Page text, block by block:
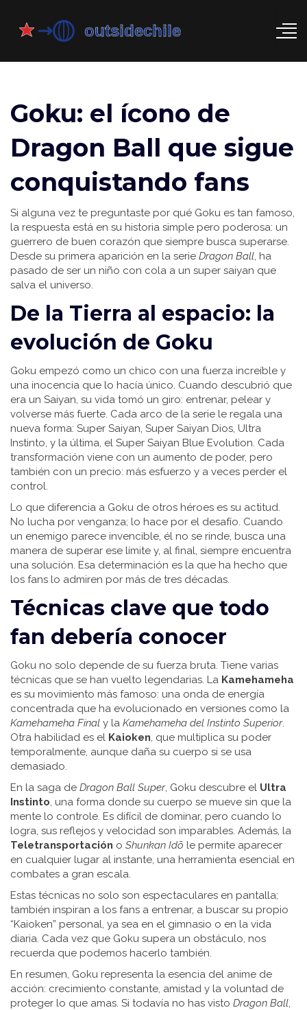
Goku: el ícono de
Dragon Ball que sigue
conquistando fans
Si alguna vez te preguntaste por qué Goku es tan famoso,
la respuesta está en su historia simple pero poderosa: un
guerrero de buen corazón que siempre busca superarse.
Desde su primera aparición en la serie Dragon Ball, ha
pasado de ser un niño con cola a un super saiyan que
salva el universo.
De la Tierra al espacio: la
evolución de Goku
Goku empezó como un chico con una fuerza increíble y
una inocencia que lo hacía único. Cuando descubrió que
era un Saiyan, su vida tomó un giro: entrenar, pelear y
volverse más fuerte. Cada arco de la serie le regala una
nueva forma: Super Saiyan, Super Saiyan Dios, Ultra
Instinto, y la última, el Super Saiyan Blue Evolution. Cada
transformación viene con un aumento de poder, pero
también con un precio: más esfuerzo y a veces perder el
control.
Lo que diferencia a Goku de otros héroes es su actitud.
No lucha por venganza; lo hace por el desafío. Cuando
un enemigo parece invencible, él no se rinde, busca una
manera de superar ese límite y, al final, siempre encuentra
una solución. Esa determinación es la que ha hecho que
los fans lo admiren por más de tres décadas.
Técnicas clave que todo
fan debería conocer
Goku no solo depende de su fuerza bruta. Tiene varias
técnicas que se han vuelto legendarias. La Kamehameha
es su movimiento más famoso: una onda de energía
concentrada que ha evolucionado en versiones como la
Kamehameha Final y la Kamehameha del Instinto Superior.
Otra habilidad es el Kaioken, que multiplica su poder
temporalmente, aunque daña su cuerpo si se usa
demasiado.
En la saga de Dragon Ball Super, Goku descubre el Ultra
Instinto, una forma donde su cuerpo se mueve sin que la
mente lo controle. Es difícil de dominar, pero cuando lo
logra, sus reflejos y velocidad son imparables. Además, la
Teletransportación o Shunkan Idō le permite aparecer
en cualquier lugar al instante, una herramienta esencial en
combates a gran escala.
Estas técnicas no solo son espectaculares en pantalla;
también inspiran a los fans a entrenar, a buscar su propio
“Kaioken” personal, ya sea en el gimnasio o en la vida
diaria. Cada vez que Goku supera un obstáculo, nos
recuerda que podemos hacerlo también.
En resumen, Goku representa la esencia del anime de
acción: crecimiento constante, amistad y la voluntad de
proteger lo que amas. Si todavía no has visto Dragon Ball,